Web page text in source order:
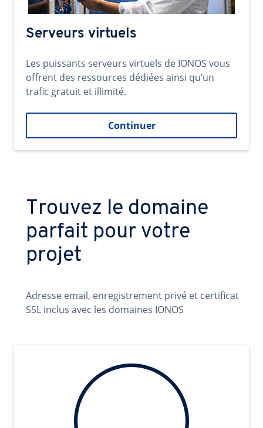
Serveurs virtuels
Les puissants serveurs virtuels de IONOS vous
offrent des ressources dédiées ainsi qu’un
trafic gratuit et illimité.
Continuer
Trouvez le domaine
parfait pour votre
projet
Adresse email, enregistrement privé et certificat
SSL inclus avec les domaines IONOS